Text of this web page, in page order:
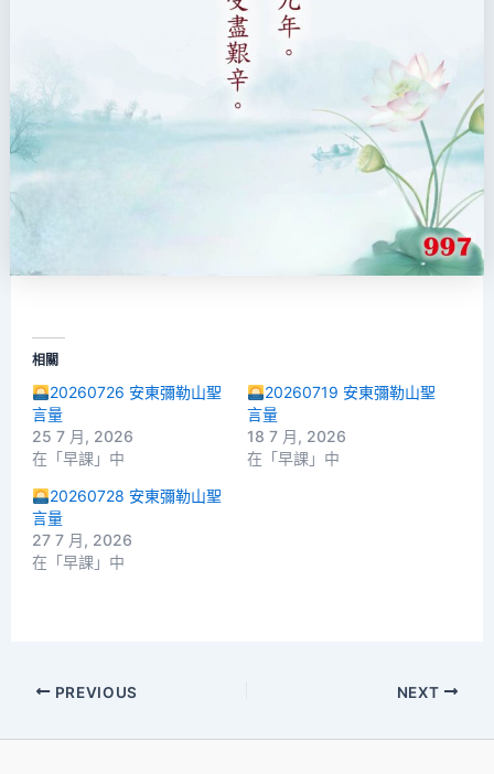
相關
20260726 安東彌勒山聖
言量
25 7 月, 2026
在「早課」中
20260719 安東彌勒山聖
言量
18 7 月, 2026
在「早課」中
20260728 安東彌勒山聖
言量
27 7 月, 2026
在「早課」中
PREVIOUS NEXT